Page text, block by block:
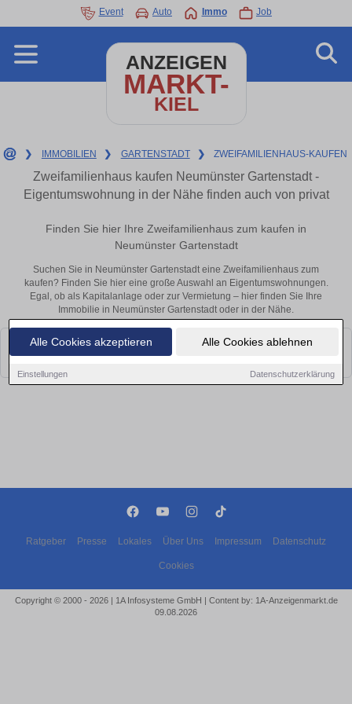
Alle Cookies akzeptieren Alle Cookies ablehnen
Einstellungen Datenschutzerklärung
Event Auto Immo Job
ANZEIGEN
MARKT-
KIEL
❯ IMMOBILIEN ❯ GARTENSTADT ❯ ZWEIFAMILIENHAUS-KAUFEN
Zweifamilienhaus kaufen Neumünster Gartenstadt -
Eigentumswohnung in der Nähe finden auch von privat
Finden Sie hier Ihre Zweifamilienhaus zum kaufen in
Neumünster Gartenstadt
Suchen Sie in Neumünster Gartenstadt eine Zweifamilienhaus zum
kaufen? Finden Sie hier eine große Auswahl an Eigentumswohnungen.
Egal, ob als Kapitalanlage oder zur Vermietung – hier finden Sie Ihre
Immobilie in Neumünster Gartenstadt oder in der Nähe.
Leider konnten wir derzeit keine passenden Objekte finden. Schauen Sie
bald wieder vorbei!
Ratgeber Presse Lokales Über Uns Impressum Datenschutz
Cookies
Copyright © 2000 - 2026 | 1A Infosysteme GmbH | Content by: 1A-Anzeigenmarkt.de
09.08.2026